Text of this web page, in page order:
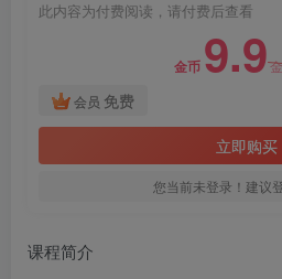
此内容为付费阅读，请付费后查看
金币 9.9
会员 免费
立即购买
您当前未登录！建议
课程简介